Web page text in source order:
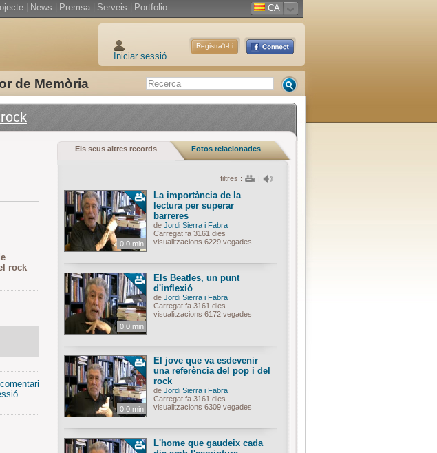
de Memòria
News Premsa Serveis Portfolio CA
Iniciar sessió
Registra't-hi
rock
Els seus altres records Fotos relacionades
filtres : |
0.0 min
La importància de la
lectura per superar
barreres
de Jordi Sierra i Fabra
Carregat fa 3161 dies
visualitzacions 6229 vegades
0.0 min
Els Beatles, un punt
d'inflexió
de Jordi Sierra i Fabra
Carregat fa 3161 dies
visualitzacions 6172 vegades
0.0 min
El jove que va esdevenir
una referència del pop i del
rock
de Jordi Sierra i Fabra
Carregat fa 3161 dies
visualitzacions 6309 vegades
L'home que gaudeix cada